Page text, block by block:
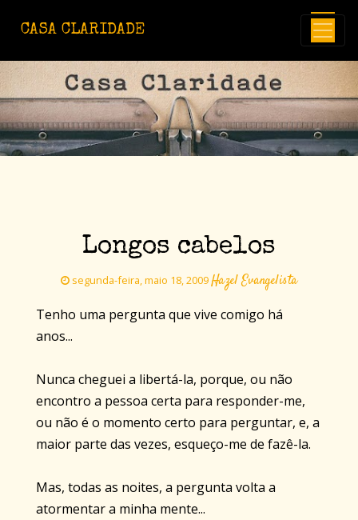
CASA CLARIDADE
Longos cabelos
segunda-feira, maio 18, 2009Hazel Evangelista
Tenho uma pergunta que vive comigo há
anos...
Nunca cheguei a libertá-la, porque, ou não
encontro a pessoa certa para responder-me,
ou não é o momento certo para perguntar, e, a
maior parte das vezes, esqueço-me de fazê-la.
Mas, todas as noites, a pergunta volta a
atormentar a minha mente...